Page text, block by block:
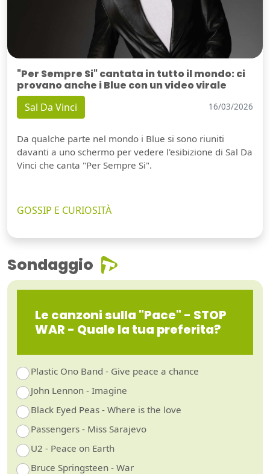
"Per Sempre Si" cantata in tutto il mondo: ci
provano anche i Blue con un video virale
Sal Da Vinci 16/03/2026
Da qualche parte nel mondo i Blue si sono riuniti
davanti a uno schermo per vedere l'esibizione di Sal Da
Vinci che canta "Per Sempre Si".
GOSSIP E CURIOSITÀ
Sondaggio
Le canzoni sulla "Pace" - STOP
WAR - Quale la tua preferita?
Plastic Ono Band - Give peace a chance
John Lennon - Imagine
Black Eyed Peas - Where is the love
Passengers - Miss Sarajevo
U2 - Peace on Earth
Bruce Springsteen - War